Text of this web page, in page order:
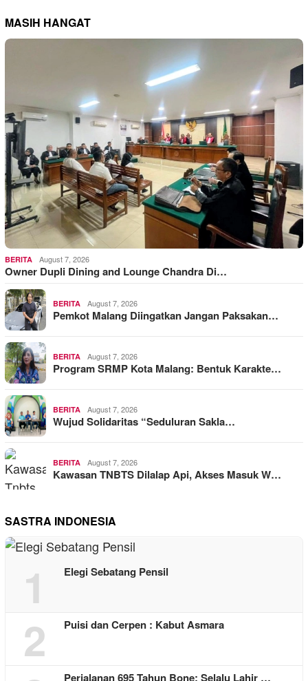
MASIH HANGAT
BERITA August 7, 2026
Owner Dupli Dining and Lounge Chandra Di…
BERITA August 7, 2026
Pemkot Malang Diingatkan Jangan Paksakan…
BERITA August 7, 2026
Program SRMP Kota Malang: Bentuk Karakte…
BERITA August 7, 2026
Wujud Solidaritas “Seduluran Sakla…
BERITA August 7, 2026
Kawasan TNBTS Dilalap Api, Akses Masuk W…
SASTRA INDONESIA
1 Elegi Sebatang Pensil
2 Puisi dan Cerpen : Kabut Asmara
Perjalanan 695 Tahun Bone: Selalu Lahir …